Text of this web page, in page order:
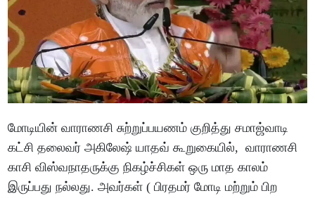
மோடியின் வாராணசி சுற்றுப்பயணம் குறித்து சமாஜ்வாடி
கட்சி தலைவர் அகிலேஷ் யாதவ் கூறுகையில், வாராணசி
காசி விஸ்வநாதருக்கு நிகழ்ச்சிகள் ஒரு மாத காலம்
இருப்பது நல்லது. அவர்கள் ( பிரதமர் மோடி மற்றும் பிற